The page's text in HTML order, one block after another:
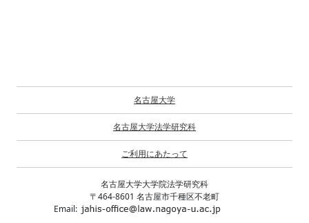
名古屋大学
名古屋大学法学研究科
ご利用にあたって
名古屋大学大学院法学研究科
〒464-8601 名古屋市千種区不老町
Email: